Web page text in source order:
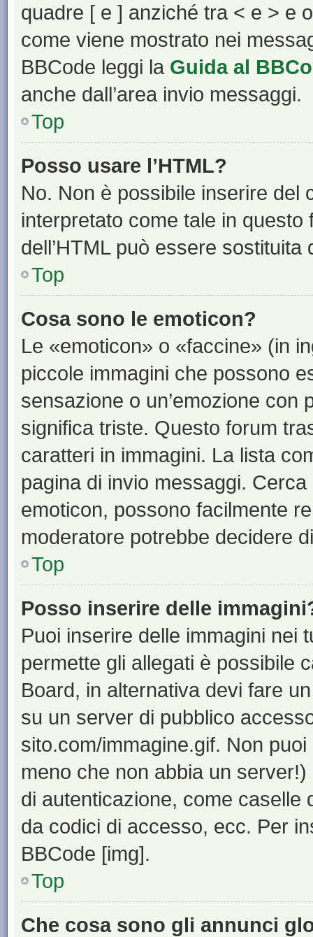
quadre [ e ] anziché tra < e > e
come viene mostrato nei
BBCode leggi la Guida al
anche dall’area invio messaggi.
Top
Posso usare l’HTML?
No. Non è possibile inserire del
interpretato come tale in
dell’HTML può essere sostituita
Top
Cosa sono le emoticon?
Le «emoticon» o «faccine» (in
piccole immagini che possono
sensazione o un’emozione
significa triste. Questo forum
caratteri in immagini. La lista
pagina di invio messaggi.
emoticon, possono facilmente
moderatore potrebbe decidere
Top
Posso inserire delle
Puoi inserire delle immagini nei
permette gli allegati è possibile
Board, in alternativa devi fare
su un server di pubblico
sito.com/immagine.gif. Non
meno che non abbia un
di autenticazione, come caselle
da codici di accesso, ecc. Per
BBCode [img].
Top
Che cosa sono gli annunci